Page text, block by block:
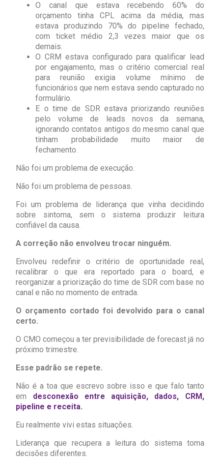
O canal que estava recebendo 60% do
orçamento tinha CPL acima da média, mas
estava produzindo 70% do pipeline fechado,
com ticket médio 2,3 vezes maior que os
demais.
O CRM estava configurado para qualificar lead
por engajamento, mas o critério comercial real
para reunião exigia volume mínimo de
funcionários que nem estava sendo capturado no
formulário.
E o time de SDR estava priorizando reuniões
pelo volume de leads novos da semana,
ignorando contatos antigos do mesmo canal que
tinham probabilidade muito maior de
fechamento.
Não foi um problema de execução.
Não foi um problema de pessoas.
Foi um problema de liderança que vinha decidindo
sobre sintoma, sem o sistema produzir leitura
confiável da causa.
A correção não envolveu trocar ninguém.
Envolveu redefinir o critério de oportunidade real,
recalibrar o que era reportado para o board, e
reorganizar a priorização do time de SDR com base no
canal e não no momento de entrada.
O orçamento cortado foi devolvido para o canal
certo.
O CMO começou a ter previsibilidade de forecast já no
próximo trimestre.
Esse padrão se repete.
Não é a toa que escrevo sobre isso e que falo tanto
em desconexão entre aquisição, dados, CRM,
pipeline e receita.
Eu realmente vivi estas situações.
Liderança que recupera a leitura do sistema toma
decisões diferentes.